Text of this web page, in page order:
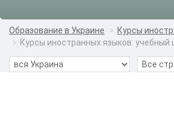
Образование в Украине
Курсы
Курсы иностранных языков: учебный